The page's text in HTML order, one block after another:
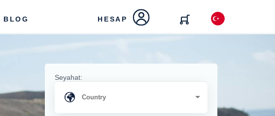
BLOG HESAP
Seyahat: